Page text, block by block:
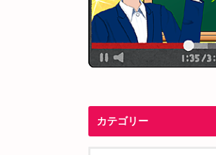
カテゴリー